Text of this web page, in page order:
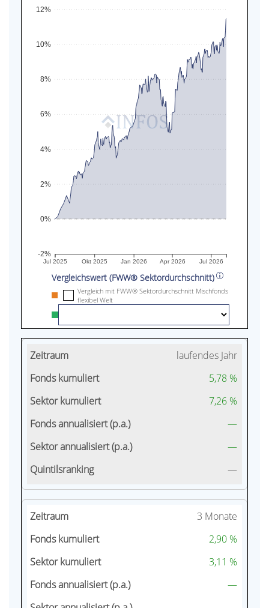
Jul 2025 Okt 2025 Jan 2026 Apr 2026 Jul 2026
-2%
0%
2%
4%
6%
8%
10%
12%
Vergleichswert (FWW® Sektordurchschnitt)
Vergleich mit FWW® Sektordurchschnitt Mischfonds
flexibel Welt
laufendes Jahr
5,78 %
7,26 %
—
—
—
3 Monate
2,90 %
3,11 %
—